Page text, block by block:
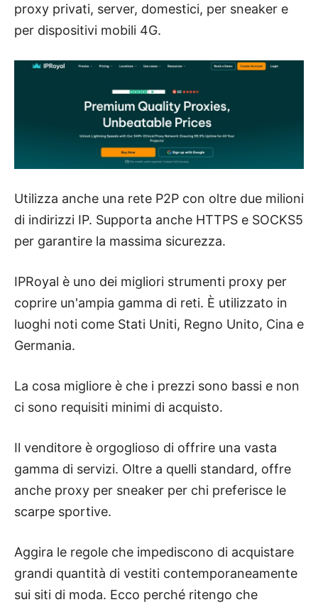
proxy privati, server, domestici, per sneaker e
per dispositivi mobili 4G.
Utilizza anche una rete P2P con oltre due milioni
di indirizzi IP. Supporta anche HTTPS e SOCKS5
per garantire la massima sicurezza.
IPRoyal è uno dei migliori strumenti proxy per
coprire un'ampia gamma di reti. È utilizzato in
luoghi noti come Stati Uniti, Regno Unito, Cina e
Germania.
La cosa migliore è che i prezzi sono bassi e non
ci sono requisiti minimi di acquisto.
Il venditore è orgoglioso di offrire una vasta
gamma di servizi. Oltre a quelli standard, offre
anche proxy per sneaker per chi preferisce le
scarpe sportive.
Aggira le regole che impediscono di acquistare
grandi quantità di vestiti contemporaneamente
sui siti di moda. Ecco perché ritengo che